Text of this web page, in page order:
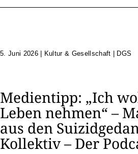
5. Juni 2026| Kultur & Gesellschaft | DGS
Medientipp: „Ich
Leben nehmen“ –
aus den
Kollektiv – Der